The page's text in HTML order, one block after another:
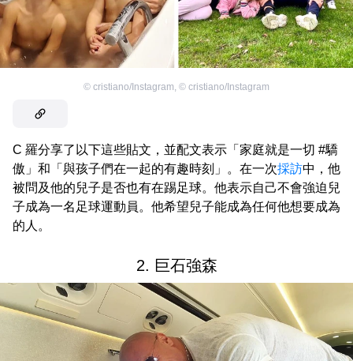
© cristiano/Instagram, © cristiano/Instagram
C 羅分享了以下這些貼文，並配文表示「家庭就是一切 #驕
傲」和「與孩子們在一起的有趣時刻」。在一次採訪中，他
被問及他的兒子是否也有在踢足球。他表示自己不會強迫兒
子成為一名足球運動員。他希望兒子能成為任何他想要成為
的人。
2. 巨石強森